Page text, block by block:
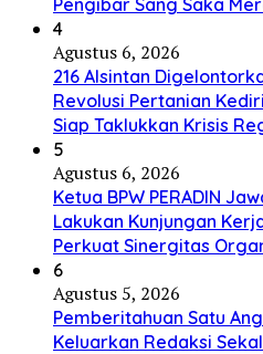
4
Agustus 6, 2026
216 Alsintan
Revolusi Pertanian
Siap Taklukkan Krisis
5
Agustus 6, 2026
Ketua BPW PERADIN
Lakukan Kunjungan
Perkuat Sinergitas
6
Agustus 5, 2026
Pemberitahuan Satu
Keluarkan Redaksi